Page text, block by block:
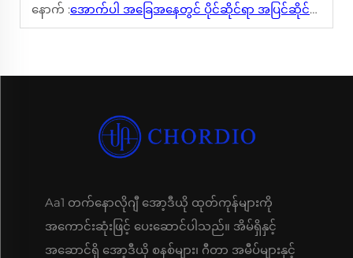
နောက် :အောက်ပါ အခြေအနေတွင် ပိုင်ဆိုင်ရာ အပြင်ဆိုင်ရာ သံထွက်စနစ်ကို အများဆုံးအဆင့်ဖြင့် ထိန်းသိမ်းရန် ဘယ်လိုလဲ?
Aa1 တက်နောလိုဂျီ အော့ဒီယို ထုတ်ကုန်များကို
အကောင်းဆုံးဖြင့် ပေးဆောင်ပါသည်။ အိမ်ရှိနှင့်
အဆောင်ရှိ အော့ဒီယို စနစ်များ၊ ဂီတာ အမီပ်များနှင့်